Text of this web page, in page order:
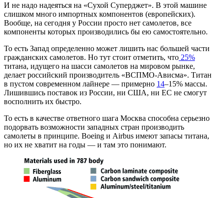
И не надо надеяться на «Сухой Суперджет». В этой машине
слишком много импортных компонентов (европейских).
Вообще, на сегодня у России просто нет самолетов, все
компоненты которых производились бы ею самостоятельно.
То есть Запад определенно может лишить нас большей части
гражданских самолетов. Но тут стоит отметить, что 25%
титана, идущего на шасси самолетов на мировом рынке,
делает российский производитель «ВСПМО-Ависма». Титан
в пустом современном лайнере — примерно 14–15% массы.
Лишившись поставок из России, ни США, ни ЕС не смогут
восполнить их быстро.
То есть в качестве ответного шага Москва способна серьезно
подорвать возможности западных стран производить
самолеты в принципе. Boeing и Airbus имеют запасы титана,
но их не хватит на годы — и там это понимают.